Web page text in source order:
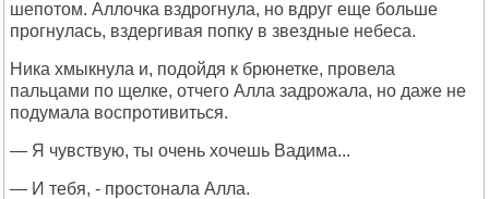
шепотом. Аллочка вздрогнула, но вдруг еще больше
прогнулась, вздергивая попку в звездные небеса.
Ника хмыкнула и, подойдя к брюнетке, провела
пальцами по щелке, отчего Алла задрожала, но даже не
подумала воспротивиться.
— Я чувствую, ты очень хочешь Вадима...
— И тебя, - простонала Алла.